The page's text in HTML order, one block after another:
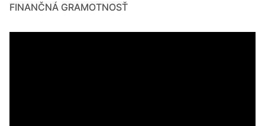
FINANČNÁ GRAMOTNOSŤ